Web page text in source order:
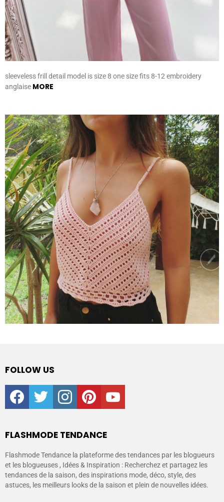
sleeveless frill detail model is size 8 one size fits 8-12 embroidery
anglaise MORE
FOLLOW US
facebooktwitter instagrampinterestyoutube
FLASHMODE TENDANCE
Flashmode Tendance la plateforme des tendances par les blogueurs
et les blogueuses , Idées & Inspiration : Recherchez et partagez les
tendances de la saison, des inspirations mode, déco, style, des
astuces, les meilleurs looks de la saison et plein de nouvelles idées.